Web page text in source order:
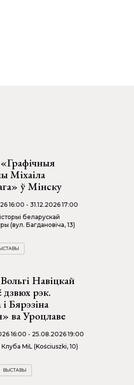
Міхаіла
ў Мінску
16:00 - 31.12.2026 17:00
беларускай
(вул. Багдановіча, 13)
Навіцкай
рэк.
Бярэзіна
ва Уроцлаве
16:00 - 25.08.2026 19:00
MiL (Kościuszki, 10)
ВЫСТАВЫ